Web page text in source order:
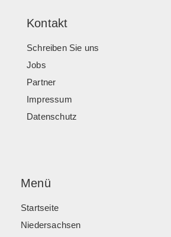
Kontakt
Schreiben Sie uns
Jobs
Partner
Impressum
Datenschutz
Menü
Startseite
Niedersachsen